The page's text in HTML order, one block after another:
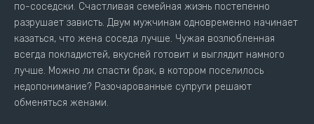
по-соседски. Счастливая семейная жизнь постепенно
разрушает зависть. Двум мужчинам одновременно начинает
казаться, что жена соседа лучше. Чужая возлюбленная
всегда покладистей, вкусней готовит и выглядит намного
лучше. Можно ли спасти брак, в котором поселилось
недопонимание? Разочарованные супруги решают
обменяться женами.